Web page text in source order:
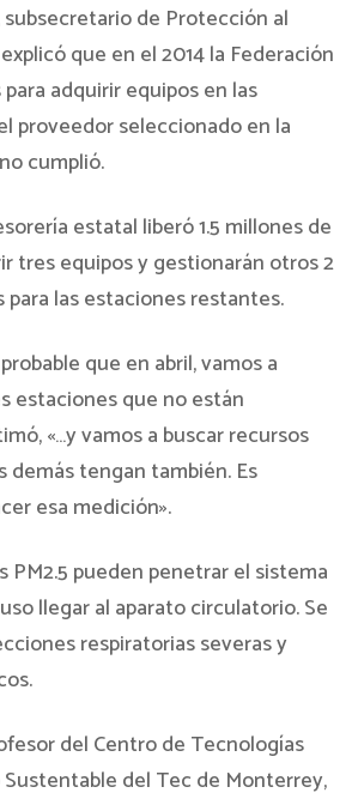
de Protección al
que en el 2014 la Federación
adquirir equipos en las
proveedor seleccionado en la
cumplió.
estatal liberó 1.5 millones de
tres equipos y gestionarán otros 2
para las estaciones restantes.
que en abril, vamos a
estaciones que no están
«…y vamos a buscar recursos
demás tengan también. Es
esa medición».
PM2.5 pueden penetrar el sistema
llegar al aparato circulatorio. Se
respiratorias severas y
del Centro de Tecnologías
del Tec de Monterrey,